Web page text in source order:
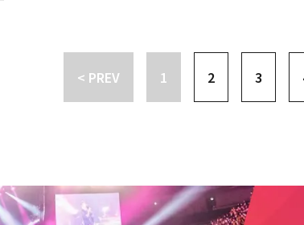
の余韻、そして温かい人柄がにじみ出るトークは感動必至。ま
ステージを、今一度体感してほしい。■配信情報「D-LITE
ウンロードすれば、データ通信料も気にせず楽しめます。月額
およびGoogleアカウントでご利用のお客様は、レンタル作品
ク・TELASA公式サイト・TELASA配信コンテンツ一覧
長期的で立体的な成長を作り出す」と語った。・BIGBANGのD-
< PREV 1 2 3